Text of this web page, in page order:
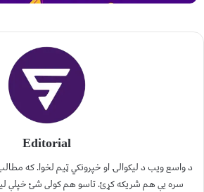
Editorial
د واسع ویب د لیکوالۍ او خپرونکي ټیم لخوا. که
سره یې هم شریکه کړئ. تاسو هم کولی شئ خپلې